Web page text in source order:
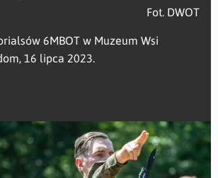
Fot. DWOT
6MBOT w Muzeum Wsi
16 lipca 2023.